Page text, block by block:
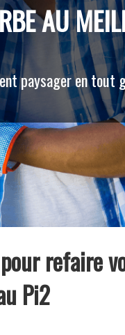
AU
paysager en tout
refaire
Pi2